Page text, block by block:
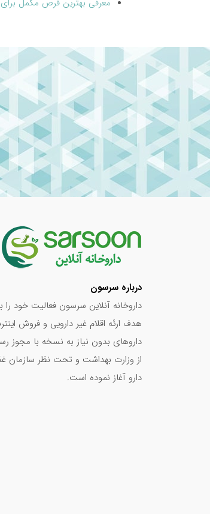
معرفی بهترین قرص مکمل
درباره سرسون
داروخانه آنلاین سرسون فعالیت خود را
هدف ارئه اقلام غیر دارویی و فروش
داروهای بدون نیاز به نسخه با مجوز
از وزارت بهداشت و تحت نظر سازمان
دارو آغاز نموده است.